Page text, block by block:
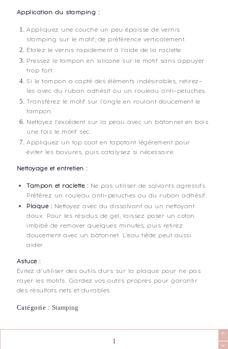
Application du stamping :
Appliquez une couche un peu épaisse de vernis
stamping sur le motif, de préférence verticalement.
Étalez le vernis rapidement à l’aide de la raclette.
Pressez le tampon en silicone sur le motif sans appuyer
trop fort.
Si le tampon a capté des éléments indésirables, retirez-
les avec du ruban adhésif ou un rouleau anti-peluches.
Transférez le motif sur l’ongle en roulant doucement le
tampon.
Nettoyez l’excédent sur la peau avec un bâtonnet en bois
une fois le motif sec.
Appliquez un top coat en tapotant légèrement pour
éviter les bavures, puis catalysez si nécessaire.
Nettoyage et entretien :
Tampon et raclette : Ne pas utiliser de solvants agressifs.
Préférez un rouleau anti-peluches ou du ruban adhésif.
Plaque : Nettoyez avec du dissolvant ou un nettoyant
doux. Pour les résidus de gel, laissez poser un coton
imbibé de remover quelques minutes, puis retirez
doucement avec un bâtonnet. L’eau tiède peut aussi
aider.
Astuce :
Évitez d’utiliser des outils durs sur la plaque pour ne pas
rayer les motifs. Gardez vos outils propres pour garantir
des résultats nets et durables.
Catégorie : Stamping